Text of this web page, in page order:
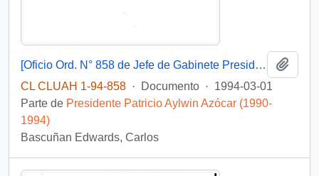
[Oficio Ord. N° 858 de Jefe de Gabinete Presidencial, remite copia de carta que se indica]
CL CLUAH 1-94-858 · Documento · 1994-03-01
Parte de Presidente Patricio Aylwin Azócar (1990-
1994)
Bascuñan Edwards, Carlos